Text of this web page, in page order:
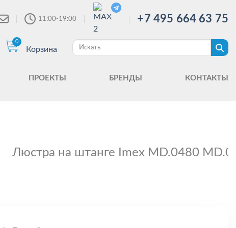
11:00-19:00 +7 495 664 63 75
0
Корзина
ПРОЕКТЫ БРЕНДЫ КОНТАКТЫ
Люстра на штанге Imex MD.0480